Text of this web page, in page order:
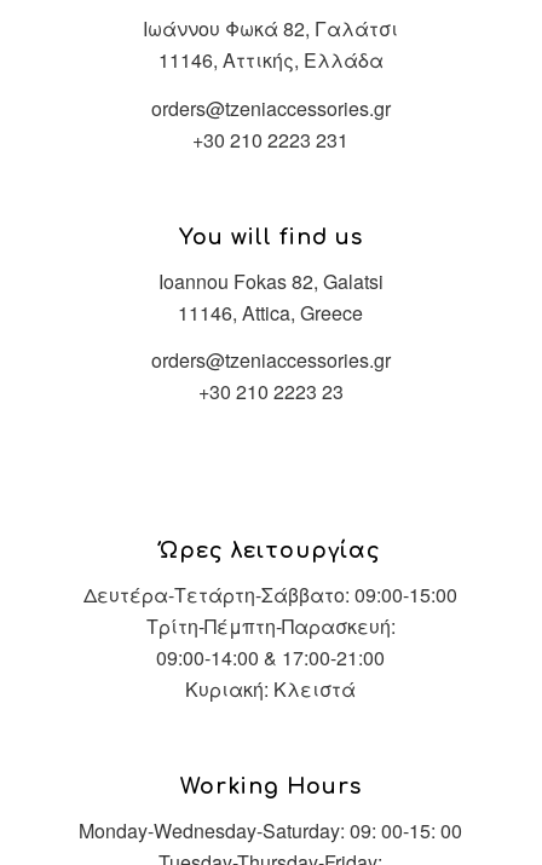
Ιωάννου Φωκά 82, Γαλάτσι
11146, Αττικής, Ελλάδα
orders@tzeniaccessories.gr
+30 210 2223 231
You will find us
Ioannou Fokas 82, Galatsi
11146, Attica, Greece
orders@tzeniaccessories.gr
+30 210 2223 23
Ώρες λειτουργίας
Δευτέρα-Τετάρτη-Σάββατο: 09:00-15:00
Τρίτη-Πέμπτη-Παρασκευή:
09:00-14:00 & 17:00-21:00
Κυριακή: Κλειστά
Working Hours
Monday-Wednesday-Saturday: 09: 00-15: 00